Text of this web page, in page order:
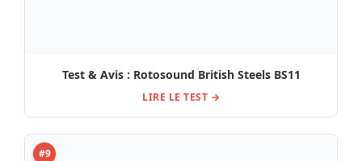
Test & Avis : Rotosound British Steels BS11
LIRE LE TEST →
#9